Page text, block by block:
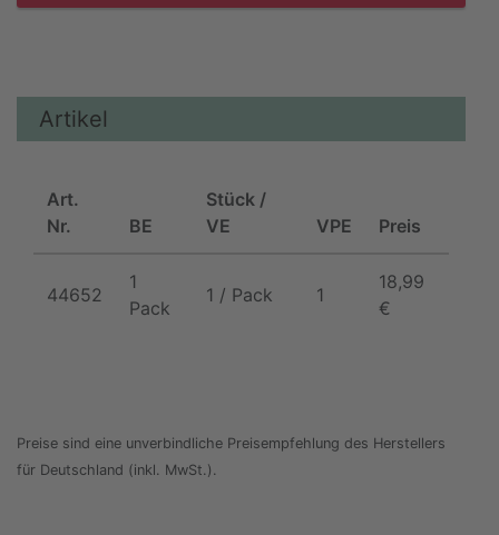
Artikel
Art.
Nr.
BE
Stück /
VE
VPE Preis
44652
1
Pack
1 / Pack 1
18,99
€
Preise sind eine unverbindliche Preisempfehlung des Herstellers
für Deutschland (inkl. MwSt.).